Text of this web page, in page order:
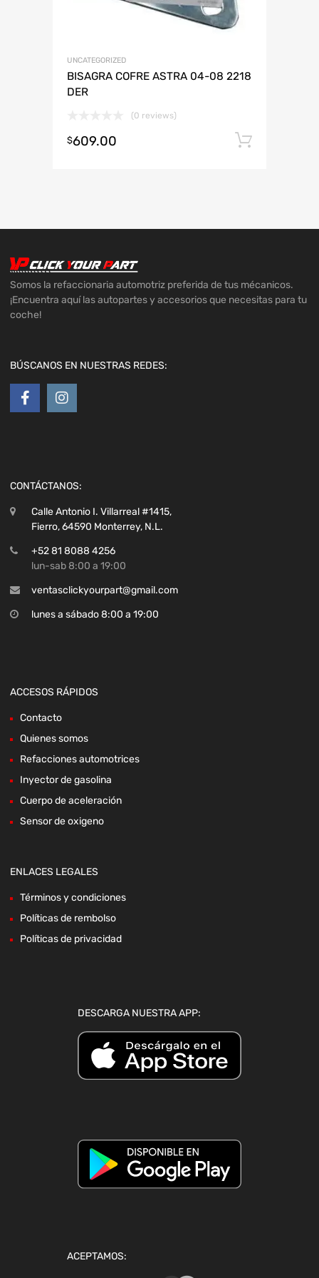
UNCATEGORIZED
BISAGRA COFRE ASTRA 04-08 2218
DER
(0 reviews)
$609.00
Somos la refaccionaria automotriz preferida de tus mécanicos.
¡Encuentra aquí las autopartes y accesorios que necesitas para tu
coche!
BÚSCANOS EN NUESTRAS REDES:
CONTÁCTANOS:
Calle Antonio I. Villarreal #1415,
Fierro, 64590 Monterrey, N.L.
+52 81 8088 4256
lun-sab 8:00 a 19:00
ventasclickyourpart@gmail.com
lunes a sábado 8:00 a 19:00
ACCESOS RÁPIDOS
Contacto
Quienes somos
Refacciones automotrices
Inyector de gasolina
Cuerpo de aceleración
Sensor de oxigeno
ENLACES LEGALES
Términos y condiciones
Políticas de rembolso
Políticas de privacidad
DESCARGA NUESTRA APP:
ACEPTAMOS: